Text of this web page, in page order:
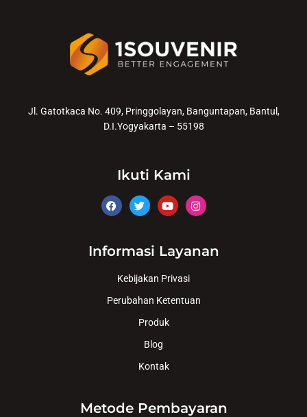
Jl. Gatotkaca No. 409, Pringgolayan, Banguntapan, Bantul,
D.I.Yogyakarta – 55198
Ikuti Kami
Informasi Layanan
Kebijakan Privasi
Perubahan Ketentuan
Produk
Blog
Kontak
Metode Pembayaran